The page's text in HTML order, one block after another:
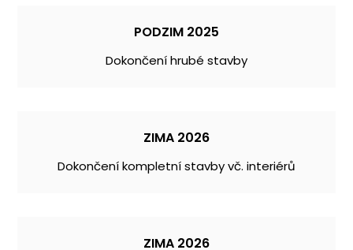
PODZIM 2025
Dokončení hrubé stavby
ZIMA 2026
Dokončení kompletní stavby vč. interiérů
ZIMA 2026